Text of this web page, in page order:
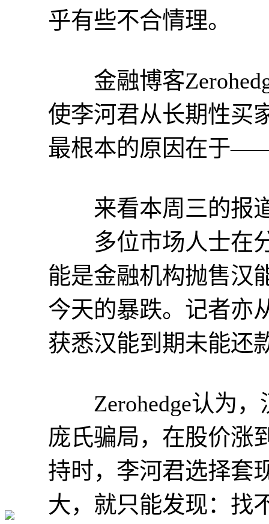
乎有些不合情理。
金融博客
使李河君从长期性买
最根本的原因在于
来看本周三的报
多位市场人士在分
能是金融机构抛售汉
今天的暴跌。记者亦
获悉汉能到期未能还
Zerohedge认为，
庞氏骗局，在股价涨
持时，李河君选择套
大，就只能发现：找